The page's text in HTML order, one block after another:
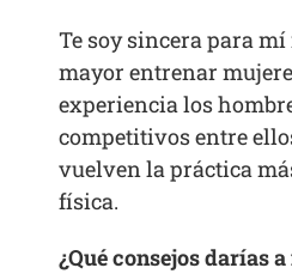
Te soy sincera para
mayor entrenar
experiencia los
competitivos entre
vuelven la práctica
física.
¿Qué consejos darías